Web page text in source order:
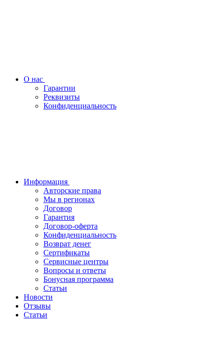
О нас
Гарантии
Реквизиты
Конфиденциальность
Информация
Авторские права
Мы в регионах
Договор
Гарантия
Договор-оферта
Конфиденциальность
Возврат денег
Сертификаты
Сервисные центры
Вопросы и ответы
Бонусная программа
Статьи
Новости
Отзывы
Статьи